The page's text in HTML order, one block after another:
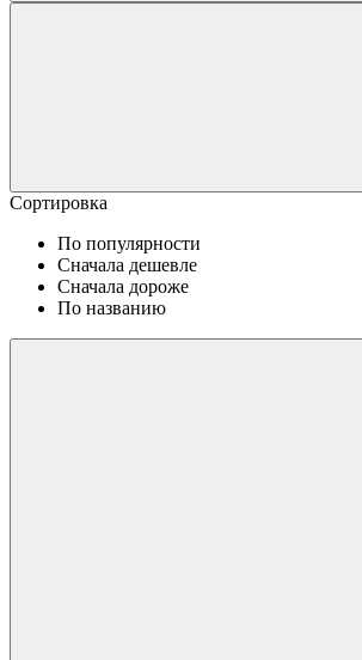
Сортировка
По популярности
Сначала дешевле
Сначала дороже
По названию